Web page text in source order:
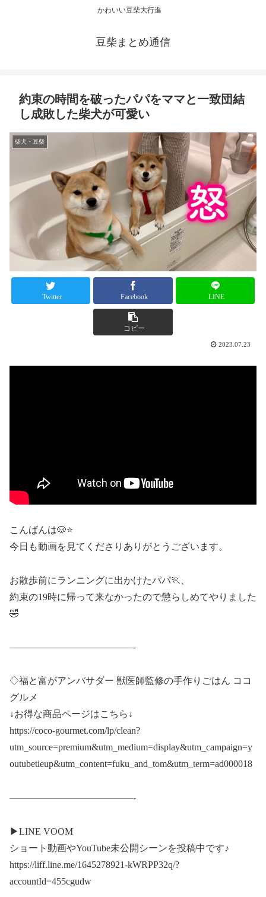
かわいい豆柴大行進
豆柴まとめ通信
約束の時間を破ったパパをママと一致団結
し成敗した柴犬が可愛い
柴犬・豆柴
Twitter Facebook LINE
コピー
2023.07.23
こんばんは🐶⭐️
今日も動画を見てくださりありがとうございます。
お散歩前にランニングに出かけたパパ🏃、
約束の19時に帰って来なかったので懲らしめてやりました
🤣
—————————————-
◇福と富がアンバサダー 獣医師監修の手作りごはん ココ
グルメ
↓お得な商品ページはこちら↓
https://coco-gourmet.com/lp/clean?
utm_source=premium&utm_medium=display&utm_campaign=y
outubetieup&utm_content=fuku_and_tom&utm_term=ad000018
—————————————-
▶︎LINE VOOM
ショート動画やYouTube未公開シーンを投稿中です♪
https://liff.line.me/1645278921-kWRPP32q/?
accountId=455cgudw